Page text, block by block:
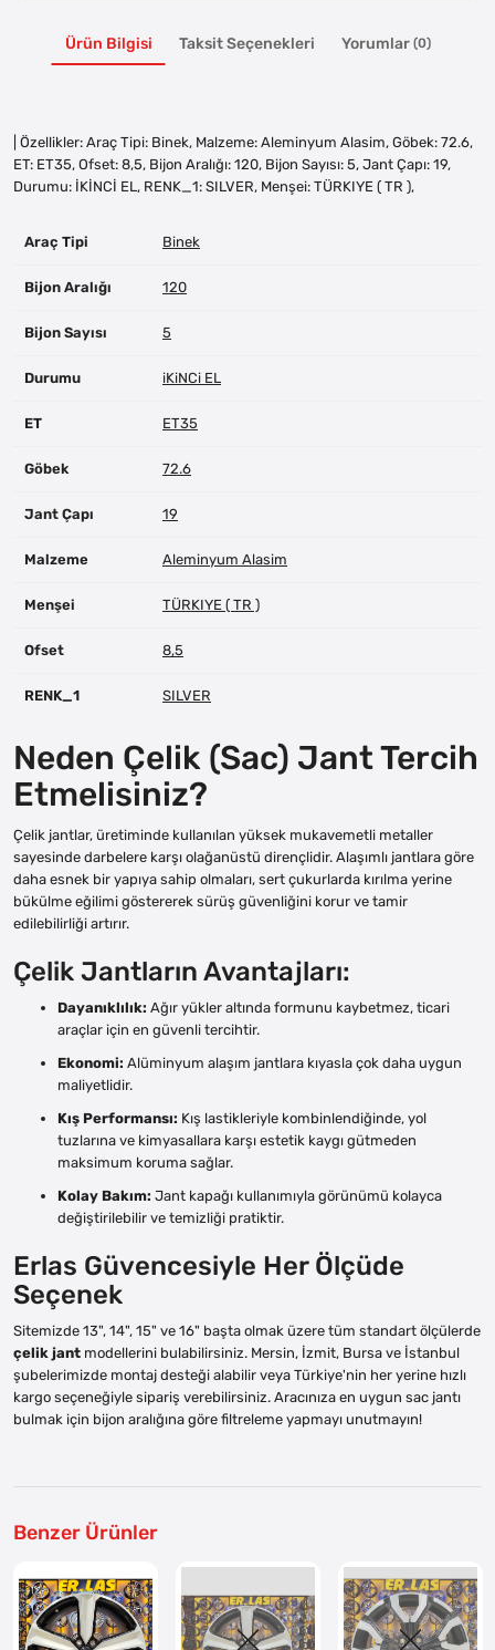
Ürün Bilgisi Taksit Seçenekleri Yorumlar (0)
| Özellikler: Araç Tipi: Binek, Malzeme: Aleminyum Alasim, Göbek: 72.6,
ET: ET35, Ofset: 8,5, Bijon Aralığı: 120, Bijon Sayısı: 5, Jant Çapı: 19,
Durumu: İKİNCİ EL, RENK_1: SILVER, Menşei: TÜRKIYE ( TR ),
Araç Tipi Binek
Bijon Aralığı 120
Bijon Sayısı 5
Durumu iKiNCi EL
ET ET35
Göbek 72.6
Jant Çapı 19
Malzeme Aleminyum Alasim
Menşei TÜRKIYE ( TR )
Ofset 8,5
RENK_1 SILVER
Neden Çelik (Sac) Jant Tercih
Etmelisiniz?
Çelik jantlar, üretiminde kullanılan yüksek mukavemetli metaller
sayesinde darbelere karşı olağanüstü dirençlidir. Alaşımlı jantlara göre
daha esnek bir yapıya sahip olmaları, sert çukurlarda kırılma yerine
bükülme eğilimi göstererek sürüş güvenliğini korur ve tamir
edilebilirliği artırır.
Çelik Jantların Avantajları:
Dayanıklılık: Ağır yükler altında formunu kaybetmez, ticari
araçlar için en güvenli tercihtir.
Ekonomi: Alüminyum alaşım jantlara kıyasla çok daha uygun
maliyetlidir.
Kış Performansı: Kış lastikleriyle kombinlendiğinde, yol
tuzlarına ve kimyasallara karşı estetik kaygı gütmeden
maksimum koruma sağlar.
Kolay Bakım: Jant kapağı kullanımıyla görünümü kolayca
değiştirilebilir ve temizliği pratiktir.
Erlas Güvencesiyle Her Ölçüde
Seçenek
Sitemizde 13", 14", 15" ve 16" başta olmak üzere tüm standart ölçülerde
çelik jant modellerini bulabilirsiniz. Mersin, İzmit, Bursa ve İstanbul
şubelerimizde montaj desteği alabilir veya Türkiye'nin her yerine hızlı
kargo seçeneğiyle sipariş verebilirsiniz. Aracınıza en uygun sac jantı
bulmak için bijon aralığına göre filtreleme yapmayı unutmayın!
Benzer Ürünler